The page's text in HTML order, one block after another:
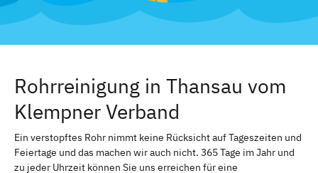
Rohrreinigung in Thansau vom
Klempner Verband
Ein verstopftes Rohr nimmt keine Rücksicht auf Tageszeiten und
Feiertage und das machen wir auch nicht. 365 Tage im Jahr und
zu jeder Uhrzeit können Sie uns erreichen für eine